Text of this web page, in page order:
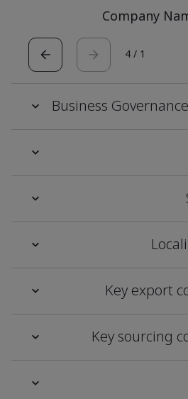
Company
1
/
4
Business
Key export
Key sourcing